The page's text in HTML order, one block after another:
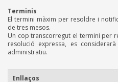
Terminis
El termini màxim per resoldre i
de tres mesos.
Un cop transcorregut el termini per
resolució expressa, es
administratiu.
Enllaços